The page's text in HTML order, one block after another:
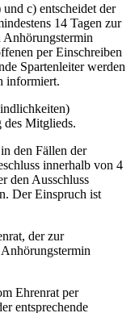
c) entscheidet der
14 Tagen zur
per Einschreiben
Spartenleiter werden
informiert.
des Mitglieds.
den Fällen der
innerhalb von 4
den Ausschluss
Der Einspruch ist
der zur
Ehrenrat per
entsprechende